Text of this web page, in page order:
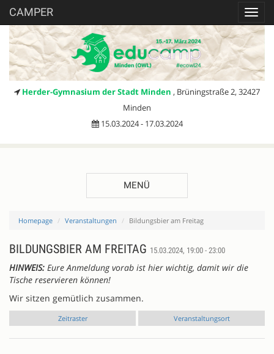
CAMPER
Herder-Gymnasium der Stadt Minden , Brüningstraße 2, 32427
Minden
15.03.2024 - 17.03.2024
MENÜ
Homepage Veranstaltungen Bildungsbier am Freitag
BILDUNGSBIER AM FREITAG 15.03.2024, 19:00 - 23:00
HINWEIS: Eure Anmeldung vorab ist hier wichtig, damit wir die
Tische reservieren können!
Wir sitzen gemütlich zusammen.
Zeitraster Veranstaltungsort